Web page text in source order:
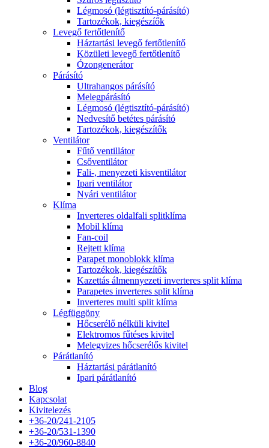
Légmosó (légtisztító-párásító)
Tartozékok, kiegészíők
Levegő fertőtlenítő
Háztartási levegő fertőtlenítő
Közületi levegő fertőtlenítő
Ózongenerátor
Párásító
Ultrahangos párásító
Melegpárásító
Légmosó (légtisztító-párásító)
Nedvesítő betétes párásító
Tartozékok, kiegészítők
Ventilátor
Fűtő ventillátor
Csőventilátor
Fali-, menyezeti kisventilátor
Ipari ventilátor
Nyári ventilátor
Klíma
Inverteres oldalfali splitklíma
Mobil klíma
Fan-coil
Rejtett klíma
Parapet monoblokk klíma
Tartozékok, kiegészítők
Kazettás álmennyezeti inverteres split klíma
Parapetes inverteres split klíma
Inverteres multi split klíma
Légfüggöny
Hőcserélő nélküli kivitel
Elektromos fűtéses kivitel
Melegvizes hőcserélős kivitel
Párátlanító
Háztartási párátlanító
Ipari párátlanító
Blog
Kapcsolat
Kivitelezés
+36-20/241-2105
+36-20/531-1390
+36-20/960-8840